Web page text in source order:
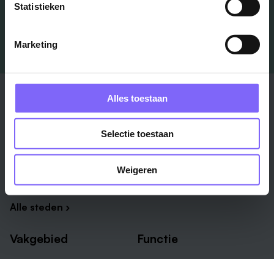
Statistieken
Marketing
Alles toestaan
Selectie toestaan
Weigeren
Maastricht ›
Heerlen ›
Weert ›
Alle steden ›
Regio
Zuid-Limburg ›
Midden-Limburg ›
Noord-Limburg ›
Alle regio's ›
Vakgebied Functie